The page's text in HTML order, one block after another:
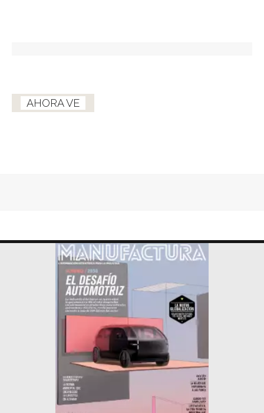
AHORA VE